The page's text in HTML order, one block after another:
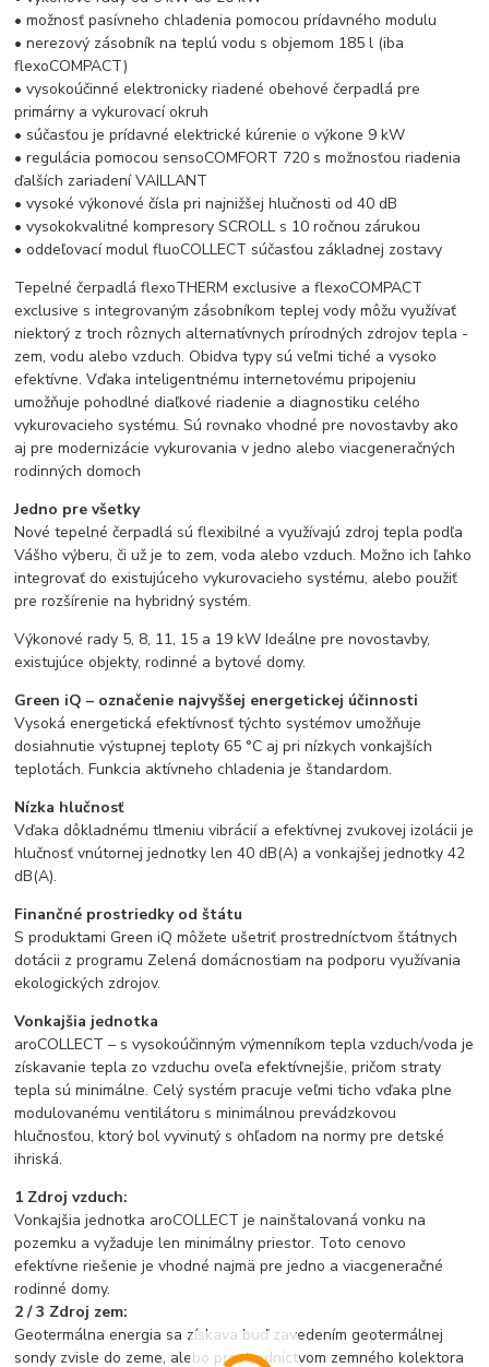
• možnosť pasívneho chladenia pomocou prídavného modulu
• nerezový zásobník na teplú vodu s objemom 185 l (iba
flexoCOMPACT)
• vysokoúčinné elektronicky riadené obehové čerpadlá pre
primárny a vykurovací okruh
• súčasťou je prídavné elektrické kúrenie o výkone 9 kW
• regulácia pomocou sensoCOMFORT 720 s možnosťou riadenia
ďalších zariadení VAILLANT
• vysoké výkonové čísla pri najnižšej hlučnosti od 40 dB
• vysokokvalitné kompresory SCROLL s 10 ročnou zárukou
• oddeľovací modul fluoCOLLECT súčasťou základnej zostavy
Tepelné čerpadlá flexoTHERM exclusive a flexoCOMPACT
exclusive s integrovaným zásobníkom teplej vody môžu využívať
niektorý z troch rôznych alternatívnych prírodných zdrojov tepla -
zem, vodu alebo vzduch. Obidva typy sú veľmi tiché a vysoko
efektívne. Vďaka inteligentnému internetovému pripojeniu
umožňuje pohodlné diaľkové riadenie a diagnostiku celého
vykurovacieho systému. Sú rovnako vhodné pre novostavby ako
aj pre modernizácie vykurovania v jedno alebo viacgeneračných
rodinných domoch
Jedno pre všetky
Nové tepelné čerpadlá sú flexibilné a využívajú zdroj tepla podľa
Vášho výberu, či už je to zem, voda alebo vzduch. Možno ich ľahko
integrovať do existujúceho vykurovacieho systému, alebo použiť
pre rozšírenie na hybridný systém.
Výkonové rady 5, 8, 11, 15 a 19 kW Ideálne pre novostavby,
existujúce objekty, rodinné a bytové domy.
Green iQ – označenie najvyššej energetickej účinnosti
Vysoká energetická efektívnosť týchto systémov umožňuje
dosiahnutie výstupnej teploty 65 °C aj pri nízkych vonkajších
teplotách. Funkcia aktívneho chladenia je štandardom.
Nízka hlučnosť
Vďaka dôkladnému tlmeniu vibrácií a efektívnej zvukovej izolácii je
hlučnosť vnútornej jednotky len 40 dB(A) a vonkajšej jednotky 42
dB(A).
Finančné prostriedky od štátu
S produktami Green iQ môžete ušetriť prostredníctvom štátnych
dotácii z programu Zelená domácnostiam na podporu využívania
ekologických zdrojov.
Vonkajšia jednotka
aroCOLLECT – s vysokoúčinným výmenníkom tepla vzduch/voda je
získavanie tepla zo vzduchu oveľa efektívnejšie, pričom straty
tepla sú minimálne. Celý systém pracuje veľmi ticho vďaka plne
modulovanému ventilátoru s minimálnou prevádzkovou
hlučnosťou, ktorý bol vyvinutý s ohľadom na normy pre detské
ihriská.
1 Zdroj vzduch:
Vonkajšia jednotka aroCOLLECT je nainštalovaná vonku na
pozemku a vyžaduje len minimálny priestor. Toto cenovo
efektívne riešenie je vhodné najmä pre jedno a viacgeneračné
rodinné domy.
2 / 3 Zdroj zem:
Geotermálna energia sa získava buď zavedením geotermálnej
sondy zvisle do zeme, alebo prostredníctvom zemného kolektora